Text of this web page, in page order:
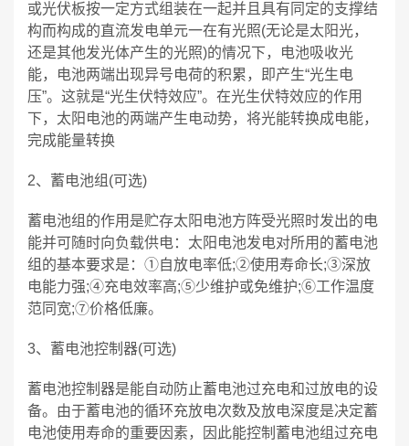
或光伏板按一定方式组装在一起并且具有同定的支撑结
构而构成的直流发电单元一在有光照(无论是太阳光，
还是其他发光体产生的光照)的情况下，电池吸收光
能，电池两端出现异号电荷的积累，即产生“光生电
压”。这就是“光生伏特效应”。在光生伏特效应的作用
下，太阳电池的两端产生电动势，将光能转换成电能，
完成能量转换
2、蓄电池组(可选)
蓄电池组的作用是贮存太阳电池方阵受光照时发出的电
能并可随时向负载供电：太阳电池发电对所用的蓄电池
组的基本要求是：①自放电率低;②使用寿命长;③深放
电能力强;④充电效率高;⑤少维护或免维护;⑥工作温度
范同宽;⑦价格低廉。
3、蓄电池控制器(可选)
蓄电池控制器是能自动防止蓄电池过充电和过放电的设
备。由于蓄电池的循环充放电次数及放电深度是决定蓄
电池使用寿命的重要因素，因此能控制蓄电池组过充电